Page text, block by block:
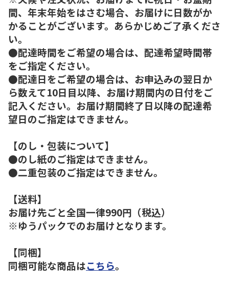
間、年末年始をはさむ場合、お届けに日数がか
かることがございます。あらかじめご了承くださ
い。
●配達時間をご希望の場合は、配達希望時間帯
をご指定ください。
●配達日をご希望の場合は、お申込みの翌日か
ら数えて10日目以降、お届け期間内の日付をご
記入ください。お届け期間終了日以降の配達希
望日のご指定はできません。
【のし・包装について】
●のし紙のご指定はできません。
●二重包装のご指定はできません。
【送料】
お届け先ごと全国一律990円（税込）
※ゆうパックでのお届けとなります。
【同梱】
同梱可能な商品はこちら。